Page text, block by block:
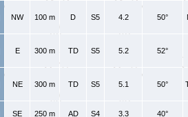
NW 100 m D S5 4.2 50°
E 300 m TD S5 5.2 52°
NE 300 m TD S5 5.1 50°
SE 250 m AD S4 3.3 40°